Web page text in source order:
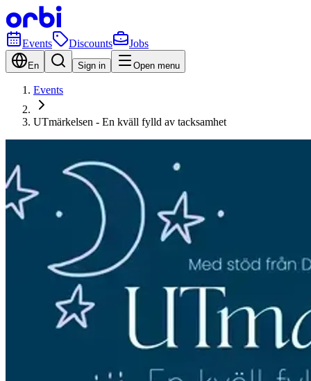
Events Discounts Jobs
En Sign in Open menu
Events
UTmärkelsen - En kväll fylld av tacksamhet